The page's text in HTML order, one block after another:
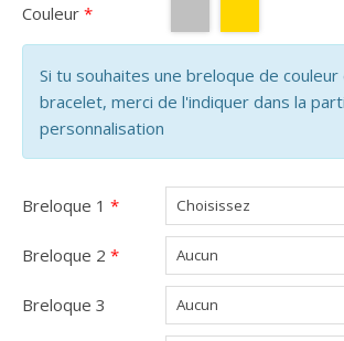
Couleur *
Si tu souhaites une breloque de
bracelet, merci de l'indiquer dans la
personnalisation
Breloque 1 *
Breloque 2 *
Breloque 3